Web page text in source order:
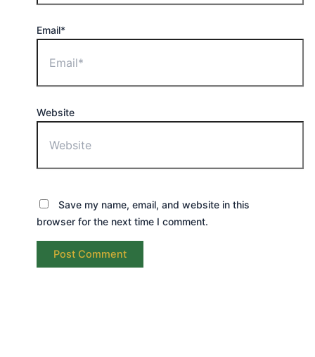
Email*
Website
Save my name, email, and website in this
browser for the next time I comment.